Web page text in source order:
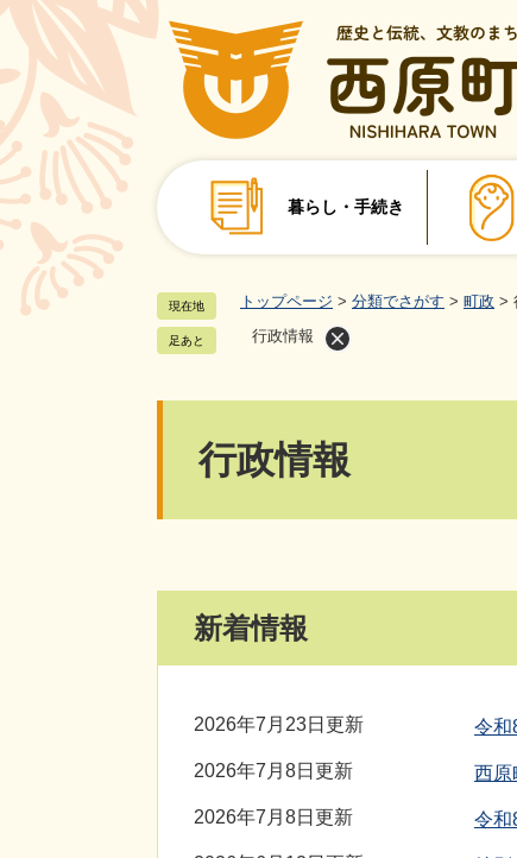
ペ
ジ
先
頭
で
。
暮らし・手続き
現在地 トップページ > 分類でさがす > 町政 >
足あと 行政情報
行政情報
新着情報
2026年7月23日更新 令和
2026年7月8日更新 西原
2026年7月8日更新 令和